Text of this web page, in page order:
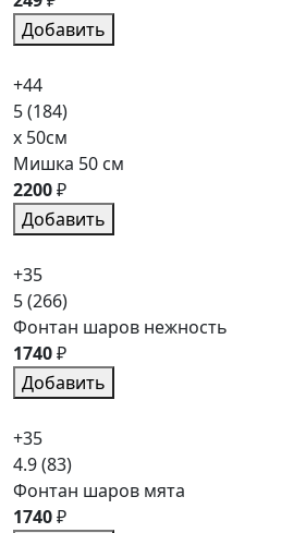
Добавить
+44
5(184)
x 50см
Мишка 50 см
2200₽
Добавить
+35
5(266)
Фонтан шаров нежность
1740₽
Добавить
+35
4.9(83)
Фонтан шаров мята
1740₽